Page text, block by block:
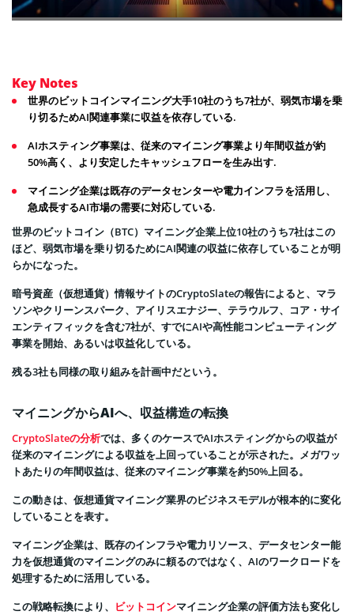
Key Notes
世界のビットコインマイニング大手10社のうち7社が、弱気市場を乗
り切るためAI関連事業に収益を依存している.
AIホスティング事業は、従来のマイニング事業より年間収益が約
50%高く、より安定したキャッシュフローを生み出す.
マイニング企業は既存のデータセンターや電力インフラを活用し、
急成長するAI市場の需要に対応している.
世界のビットコイン（BTC）マイニング企業上位10社のうち7社はこの
ほど、弱気市場を乗り切るためにAI関連の収益に依存していることが明
らかになった。
暗号資産（仮想通貨）情報サイトのCryptoSlateの報告によると、マラ
ソンやクリーンスパーク、アイリスエナジー、テラウルフ、コア・サイ
エンティフィックを含む7社が、すでにAIや高性能コンピューティング
事業を開始、あるいは収益化している。
残る3社も同様の取り組みを計画中だという。
マイニングからAIへ、収益構造の転換
CryptoSlateの分析では、多くのケースでAIホスティングからの収益が
従来のマイニングによる収益を上回っていることが示された。メガワッ
トあたりの年間収益は、従来のマイニング事業を約50%上回る。
この動きは、仮想通貨マイニング業界のビジネスモデルが根本的に変化
していることを表す。
マイニング企業は、既存のインフラや電力リソース、データセンター能
力を仮想通貨のマイニングのみに頼るのではなく、AIのワークロードを
処理するために活用している。
この戦略転換により、
ビットコインマイニング企業の評価方法も変化し